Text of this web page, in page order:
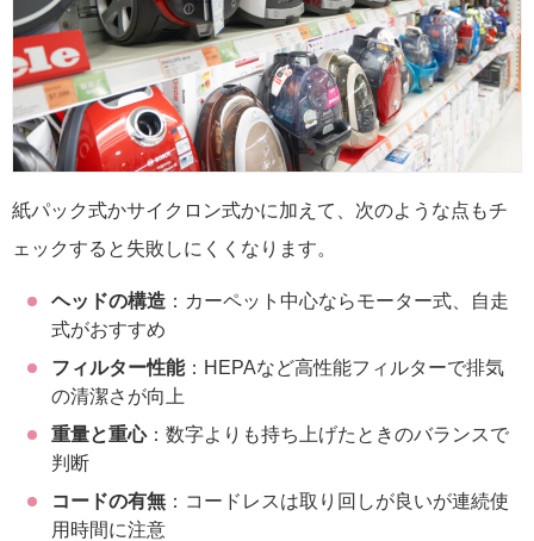
紙パック式かサイクロン式かに加えて、次のような点もチ
ェックすると失敗しにくくなります。
ヘッドの構造：カーペット中心ならモーター式、自走
式がおすすめ
フィルター性能：HEPAなど高性能フィルターで排気
の清潔さが向上
重量と重心：数字よりも持ち上げたときのバランスで
判断
コードの有無：コードレスは取り回しが良いが連続使
用時間に注意